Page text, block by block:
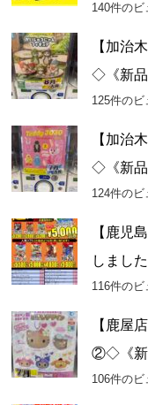
140件のビ
【加治
◇《新品
125件のビ
【加治
◇《新品
124件のビ
【鹿児
しまし
116件のビ
【鹿屋
②◇《新
106件のビ